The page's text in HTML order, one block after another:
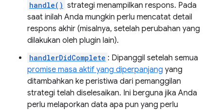
handle() strategi menampilkan respons. Pada
saat inilah Anda mungkin perlu mencatat detail
respons akhir (misalnya, setelah perubahan yang
dilakukan oleh plugin lain).
handlerDidComplete : Dipanggil setelah semua
promise masa aktif yang diperpanjang yang
ditambahkan ke peristiwa dari pemanggilan
strategi telah diselesaikan. Ini berguna jika Anda
perlu melaporkan data apa pun yang perlu